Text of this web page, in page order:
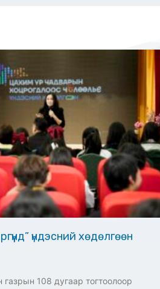
үндэсний хөдөлгөөн
108 дугаар тогтоолоор